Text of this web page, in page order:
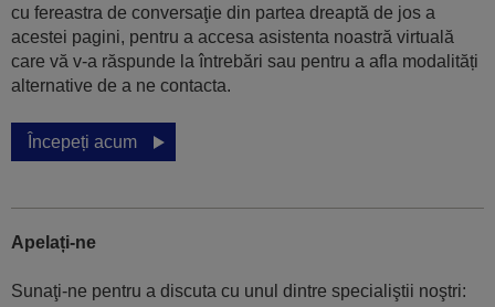
cu fereastra de conversaţie din partea dreaptă de jos a
acestei pagini, pentru a accesa asistenta noastră virtuală
care vă v-a răspunde la întrebări sau pentru a afla modalități
alternative de a ne contacta.
Începeți acum
Apelați-ne
Sunaţi-ne pentru a discuta cu unul dintre specialiştii noştri: